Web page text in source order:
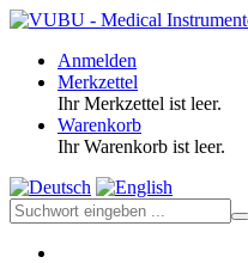
Anmelden
Merkzettel
Ihr Merkzettel ist leer.
Warenkorb
Ihr Warenkorb ist leer.